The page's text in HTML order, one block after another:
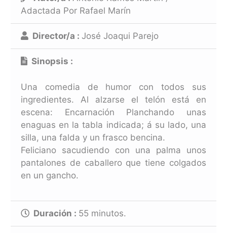
Adactada Por Rafael Marín
Director/a : José Joaqui Parejo
Sinopsis :
Una comedia de humor con todos sus
ingredientes. Al alzarse el telón está en
escena: Encarnación Planchando unas
enaguas en la tabla indicada; á su lado, una
silla, una falda y un frasco bencina.
Feliciano sacudiendo con una palma unos
pantalones de caballero que tiene colgados
en un gancho.
Duración : 55 minutos.